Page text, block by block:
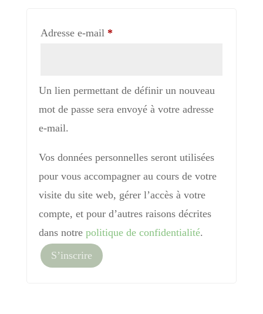
Adresse e-mail *Obligatoire
Un lien permettant de définir un nouveau
mot de passe sera envoyé à votre adresse
e-mail.
Vos données personnelles seront utilisées
pour vous accompagner au cours de votre
visite du site web, gérer l’accès à votre
compte, et pour d’autres raisons décrites
dans notre politique de confidentialité.
S’inscrire